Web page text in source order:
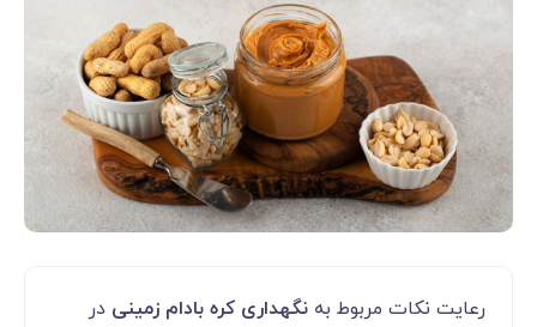
رعایت نکات مربوط به نگهداری کره بادام زمینی در